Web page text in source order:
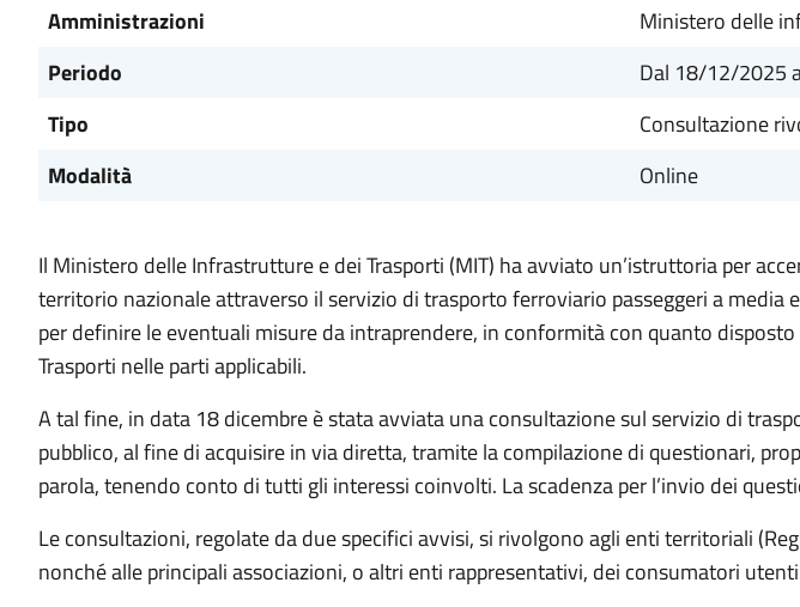
Amministrazioni
Ministero delle
Periodo
Dal 18/12/2025
Tipo
Consultazione
Modalità
Online
Il Ministero delle Infrastrutture e dei Trasporti (MIT) ha avviato un’istruttoria per
territorio nazionale attraverso il servizio di trasporto ferroviario passeggeri a
per definire le eventuali misure da intraprendere, in conformità con quanto
Trasporti nelle parti applicabili.
A tal fine, in data 18 dicembre è stata avviata una consultazione sul servizio di
pubblico, al fine di acquisire in via diretta, tramite la compilazione di questionari,
parola, tenendo conto di tutti gli interessi coinvolti. La scadenza per l’invio dei
Le consultazioni, regolate da due specifici avvisi, si rivolgono agli enti territoriali
nonché alle principali associazioni, o altri enti rappresentativi, dei consumatori